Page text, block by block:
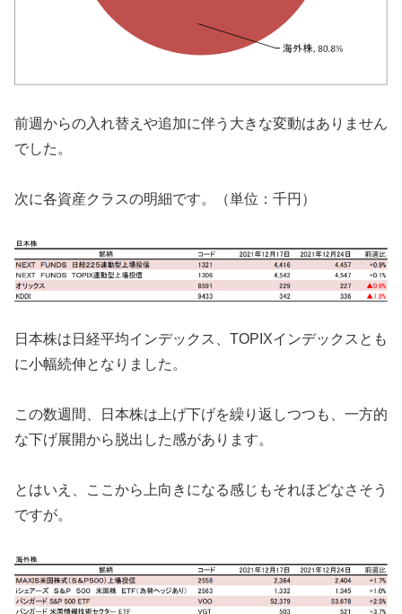
前週からの入れ替えや追加に伴う大きな変動はありません
でした。
次に各資産クラスの明細です。（単位：千円）
日本株は日経平均インデックス、TOPIXインデックスとも
に小幅続伸となりました。
この数週間、日本株は上げ下げを繰り返しつつも、一方的
な下げ展開から脱出した感があります。
とはいえ、ここから上向きになる感じもそれほどなさそう
ですが。